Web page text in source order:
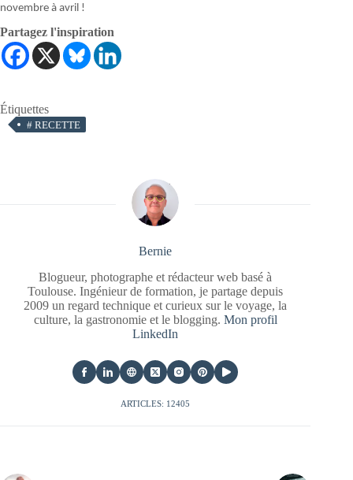
novembre à avril !
Partagez l'inspiration
Étiquettes
# RECETTE
Bernie
Blogueur, photographe et rédacteur web basé à
Toulouse. Ingénieur de formation, je partage depuis
2009 un regard technique et curieux sur le voyage, la
culture, la gastronomie et le blogging. Mon profil
LinkedIn
ARTICLES: 12405